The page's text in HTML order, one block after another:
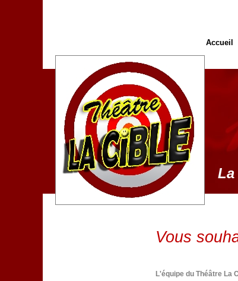
Vous
L'équipe du Théâtre La
Accueil